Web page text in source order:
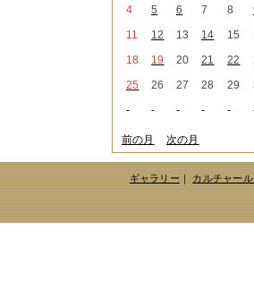
2021年02月 （1件）
2020年12月（3件）
2020年11月（6件）
2020年09月 （5件）
2020年06月（2件）
2020年04月（4件）
2020年03月（9件）
2020年02月（3件）
2020年01月（5件）
2019年12月（3件）
4
5 6 7 8
11
12 13 14 15
18
19 20 21 22
25
26 27 28 29
-
- - - -
前の月 次の月
ギャラリー｜ カルチャー